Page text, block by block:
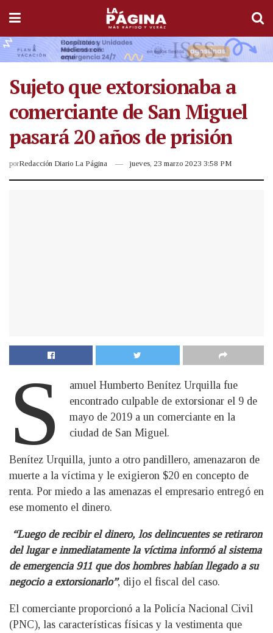
Sujeto que extorsionaba a
comerciante de San Miguel
pasará 20 años de prisión
porRedacción Diario La Página jueves, 23 marzo 2023 3:58 PM
S
amuel Humberto Benítez Urquilla fue
encontrado culpable de extorsionar el 9 de
mayo de 2019 a un comerciante en la
ciudad de San Miguel.
Benítez Urquilla, junto a otro pandillero, amenazaron de
muerte a la víctima y le exigieron $20 en concepto de
renta. Por miedo a las amenazas el empresario entregó en
ese momento el dinero.
“Luego de recibir el dinero, los delincuentes se retiraron
del lugar e inmediatamente la víctima informó al sistema
de emergencia 911 que dos hombres habían llegado a su
negocio a extorsionarlo”, dijo el fiscal del caso.
El comerciante proporcionó a la Policía Nacional Civil
(PNC), las características físicas y la vestimenta que